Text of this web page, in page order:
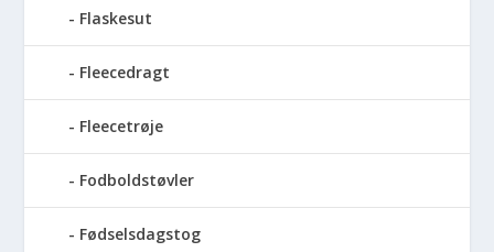
Flaskesut
Fleecedragt
Fleecetrøje
Fodboldstøvler
Fødselsdagstog